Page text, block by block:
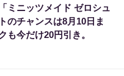
ミニッツメイド ゼロシュ
のチャンスは8月10日ま
も今だけ20円引き。